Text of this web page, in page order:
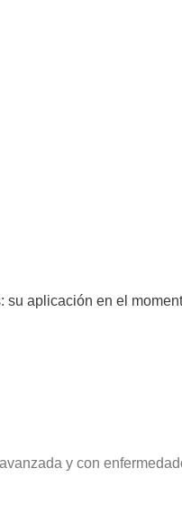
su aplicación en el
y con